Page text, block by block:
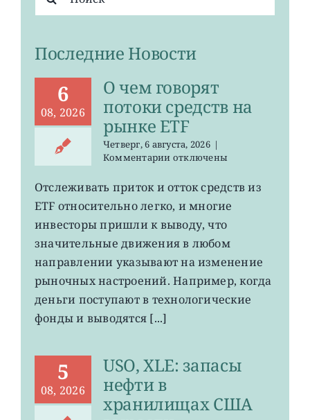
поиска:
Последние Новости
6
08, 2026
О чем говорят
потоки средств на
рынке ETF
Четверг, 6 августа, 2026 |
Комментариик
О
говорят
потоки
средств
на
рынке
ETF
отключены
Отслеживать приток и отток средств из
ETF относительно легко, и многие
инвесторы пришли к выводу, что
значительные движения в любом
направлении указывают на изменение
рыночных настроений. Например, когда
деньги поступают в технологические
фонды и выводятся [...]
5
08, 2026
USO, XLE: запасы
нефти в
хранилищах США